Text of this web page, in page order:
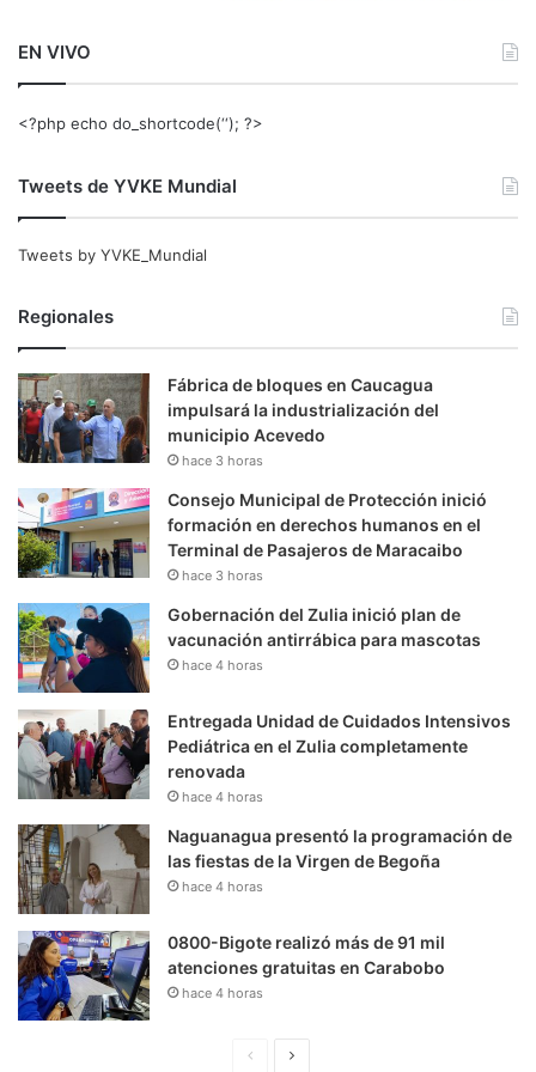
EN VIVO
<?php echo do_shortcode(‘‘); ?>
Tweets de YVKE Mundial
Tweets by YVKE_Mundial
Regionales
Fábrica de bloques en Caucagua
impulsará la industrialización del
municipio Acevedo
hace 3 horas
Consejo Municipal de Protección inició
formación en derechos humanos en el
Terminal de Pasajeros de Maracaibo
hace 3 horas
Gobernación del Zulia inició plan de
vacunación antirrábica para mascotas
hace 4 horas
Entregada Unidad de Cuidados Intensivos
Pediátrica en el Zulia completamente
renovada
hace 4 horas
Naguanagua presentó la programación de
las fiestas de la Virgen de Begoña
hace 4 horas
0800-Bigote realizó más de 91 mil
atenciones gratuitas en Carabobo
hace 4 horas